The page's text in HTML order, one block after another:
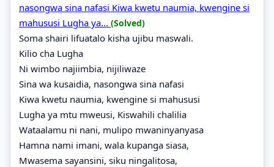
nasongwa sina nafasi Kiwa kwetu naumia, kwengine si
mahususi Lugha ya... (Solved)
Soma shairi lifuatalo kisha ujibu maswali.
Kilio cha Lugha
Ni wimbo najiimbia, nijiliwaze
Sina wa kusaidia, nasongwa sina nafasi
Kiwa kwetu naumia, kwengine si mahususi
Lugha ya mtu mweusi, Kiswahili chalilia
Wataalamu ni nani, mulipo mwaninyanyasa
Hamna nami imani, wala kupanga siasa,
Mwasema sayansini, siku ningalitosa,